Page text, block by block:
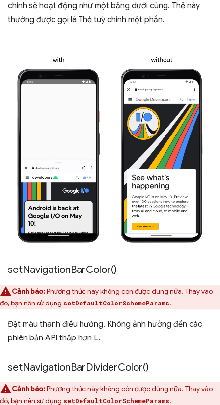
chỉnh sẽ hoạt động như một bảng dưới cùng. Thẻ này
thường được gọi là Thẻ tuỳ chỉnh một phần.
setNavigationBarColor()
Cảnh báo:Phương thức này không còn được dùng nữa. Thay vào
đó, bạn nên sử dụng setDefaultColorSchemeParams.
Đặt màu thanh điều hướng. Không ảnh hưởng đến các
phiên bản API thấp hơn L.
setNavigationBarDividerColor()
Cảnh báo:Phương thức này không còn được dùng nữa. Thay vào
đó, bạn nên sử dụng setDefaultColorSchemeParams.